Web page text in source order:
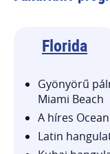
Florida
Gyönyörű
Miami Beach
A híres
Latin